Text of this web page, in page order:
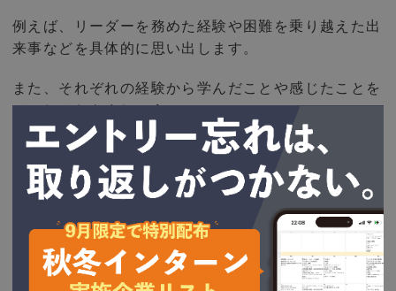
例えば、リーダーを務めた経験や困難を乗り越えた出
来事などを具体的に思い出します。
また、それぞれの経験から学んだことや感じたことを
メモしておきましょう。
これらの振り返りは、後のステップでの自己分析に役
立つ重要な材料となります。
長所と短所を洗い出す